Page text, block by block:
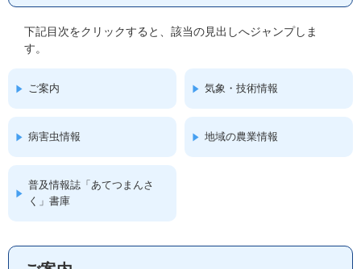
下記目次をクリックすると、該当の見出しへジャンプしま
す。
ご案内 気象・技術情報
病害虫情報 地域の農業情報
普及情報誌「あてつまんさ
く」書庫